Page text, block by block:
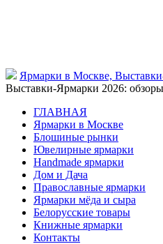
Ярмарки в Москве,
Выставки-Ярмарки 2026:
ГЛАВНАЯ
Ярмарки в Москве
Блошиные рынки
Ювелирные ярмарки
Нandmade ярмарки
Дом и Дача
Православные ярмарки
Ярмарки мёда и сыра
Белорусские товары
Книжные ярмарки
Контакты